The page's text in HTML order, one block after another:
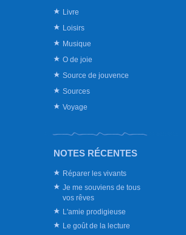
Livre
Loisirs
Musique
O de joie
Source de jouvence
Sources
Voyage
NOTES RÉCENTES
Réparer les vivants
Je me souviens de tous
vos rêves
L'amie prodigieuse
Le goût de la lecture